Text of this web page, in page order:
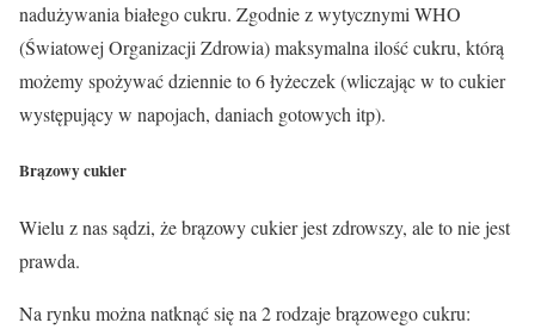
nadużywania białego cukru. Zgodnie z wytycznymi WHO
(Światowej Organizacji Zdrowia) maksymalna ilość cukru, którą
możemy spożywać dziennie to 6 łyżeczek (wliczając w to cukier
występujący w napojach, daniach gotowych itp).
Brązowy cukier
Wielu z nas sądzi, że brązowy cukier jest zdrowszy, ale to nie jest
prawda.
Na rynku można natknąć się na 2 rodzaje brązowego cukru: